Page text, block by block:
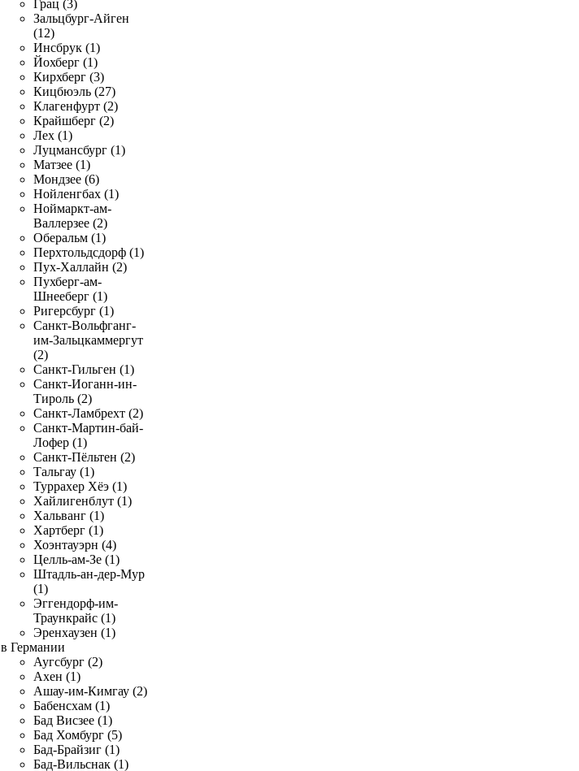
Грац (3)
Зальцбург-Айген
(12)
Инсбрук (1)
Йохберг (1)
Кирхберг (3)
Кицбюэль (27)
Клагенфурт (2)
Крайшберг (2)
Лех (1)
Луцмансбург (1)
Матзее (1)
Мондзее (6)
Нойленгбах (1)
Ноймаркт-ам-
Валлерзее (2)
Оберальм (1)
Перхтольдсдорф (1)
Пух-Халлайн (2)
Пухберг-ам-
Шнееберг (1)
Ригерсбург (1)
Санкт-Вольфганг-
им-Зальцкаммергут
(2)
Санкт-Гильген (1)
Санкт-Иоганн-ин-
Тироль (2)
Санкт-Ламбрехт (2)
Санкт-Мартин-бай-
Лофер (1)
Санкт-Пёльтен (2)
Тальгау (1)
Туррахер Хёэ (1)
Хайлигенблут (1)
Хальванг (1)
Хартберг (1)
Хоэнтауэрн (4)
Целль-ам-Зе (1)
Штадль-ан-дер-Мур
(1)
Эггендорф-им-
Траункрайс (1)
Эренхаузен (1)
в Германии
Аугсбург (2)
Ахен (1)
Ашау-им-Кимгау (2)
Бабенсхам (1)
Бад Висзее (1)
Бад Хомбург (5)
Бад-Брайзиг (1)
Бад-Вильснак (1)